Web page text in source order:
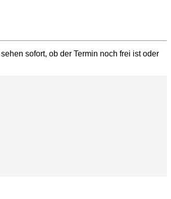
sofort, ob der Termin noch frei ist oder